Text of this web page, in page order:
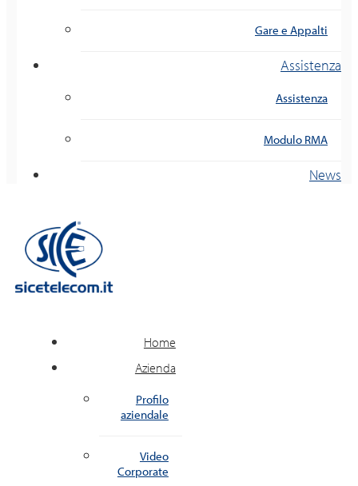
Gare e Appalti
Assistenza
Assistenza
Modulo RMA
News
Home
Azienda
Profilo
aziendale
Video
Corporate